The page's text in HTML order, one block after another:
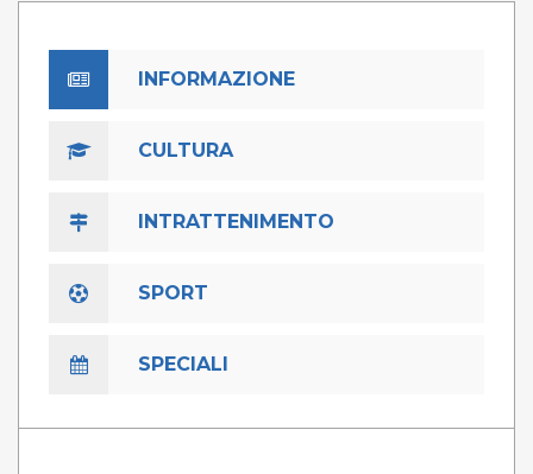
INFORMAZIONE
CULTURA
INTRATTENIMENTO
SPORT
SPECIALI